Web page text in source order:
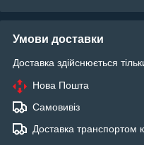
Умови доставки
Доставка здійснюється
Нова Пошта
Самовивіз
Доставка транспортом